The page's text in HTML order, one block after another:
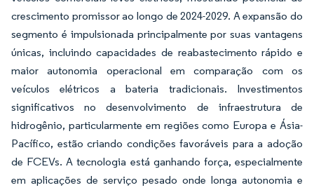
crescimento promissor ao longo de 2024-2029. A expansão do
segmento é impulsionada principalmente por suas vantagens
únicas, incluindo capacidades de reabastecimento rápido e
maior autonomia operacional em comparação com os
veículos elétricos a bateria tradicionais. Investimentos
significativos no desenvolvimento de infraestrutura de
hidrogênio, particularmente em regiões como Europa e Ásia-
Pacífico, estão criando condições favoráveis para a adoção
de FCEVs. A tecnologia está ganhando força, especialmente
em aplicações de serviço pesado onde longa autonomia e